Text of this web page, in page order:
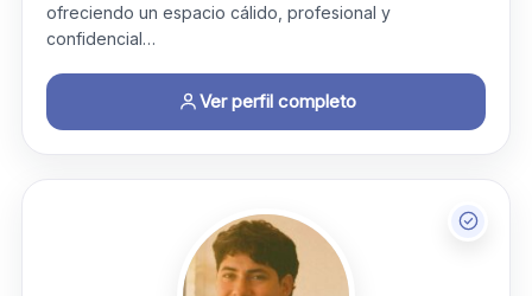
ofreciendo un espacio cálido, profesional y
confidencial…
Ver perfil completo